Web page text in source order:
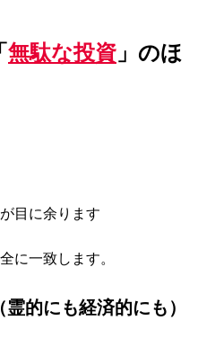
無駄な投資 」のほ
目に余ります
に一致します。
的にも経済的にも）